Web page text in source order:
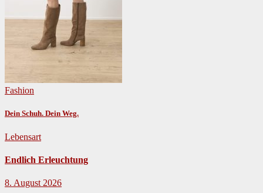
Fashion
Dein Schuh. Dein Weg.
Lebensart
Endlich Erleuchtung
8. August 2026